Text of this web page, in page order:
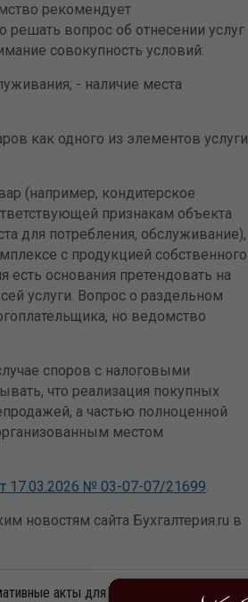
рекомендует
решать вопрос об отнесении услуг
совокупность условий:
- наличие места
как одного из элементов услуги
(например, кондитерское
признакам объекта
для потребления, обслуживание),
с продукцией собственного
есть основания претендовать на
услуги. Вопрос о раздельном
но ведомство
споров с налоговыми
что реализация покупных
а частью полноценной
местом
17.03.2026 № 03-07-07/21699.
новостям сайта Бухгалтерия.ru в
акты для бухгалтера». Важные